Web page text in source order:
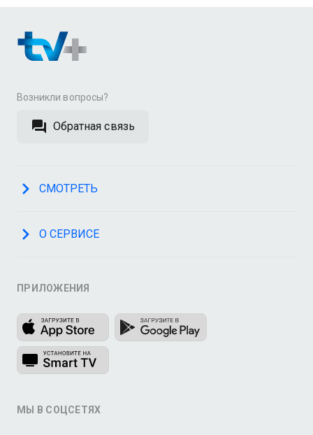
Возникли вопросы?
Обратная связь
СМОТРЕТЬ
О СЕРВИСЕ
ПРИЛОЖЕНИЯ
МЫ В СОЦСЕТЯХ